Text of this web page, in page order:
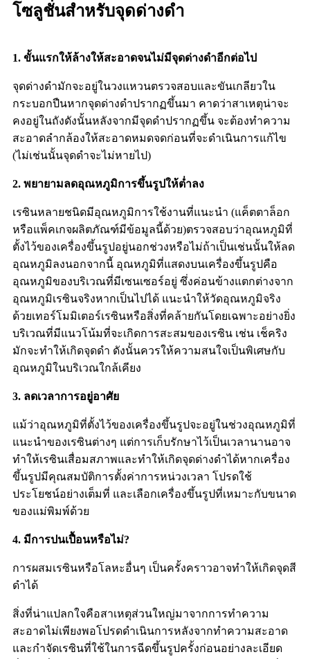
โซลูชั่นสำหรับจุดด่างดำ
1. ขั้นแรกให้ล้างให้สะอาดจนไม่มีจุดด่างดำอีกต่อไป
จุดด่างดำมักจะอยู่ในวงแหวนตรวจสอบและขันเกลียวใน
กระบอกปืนหากจุดด่างดำปรากฏขึ้นมา คาดว่าสาเหตุน่าจะ
คงอยู่ในถังดังนั้นหลังจากมีจุดดำปรากฏขึ้น จะต้องทำความ
สะอาดลำกล้องให้สะอาดหมดจดก่อนที่จะดำเนินการแก้ไข
(ไม่เช่นนั้นจุดดำจะไม่หายไป)
2. พยายามลดอุณหภูมิการขึ้นรูปให้ต่ำลง
เรซินหลายชนิดมีอุณหภูมิการใช้งานที่แนะนำ (แค็ตตาล็อก
หรือแพ็คเกจผลิตภัณฑ์มีข้อมูลนี้ด้วย)ตรวจสอบว่าอุณหภูมิที่
ตั้งไว้ของเครื่องขึ้นรูปอยู่นอกช่วงหรือไม่ถ้าเป็นเช่นนั้นให้ลด
อุณหภูมิลงนอกจากนี้ อุณหภูมิที่แสดงบนเครื่องขึ้นรูปคือ
อุณหภูมิของบริเวณที่มีเซนเซอร์อยู่ ซึ่งค่อนข้างแตกต่างจาก
อุณหภูมิเรซินจริงหากเป็นไปได้ แนะนำให้วัดอุณหภูมิจริง
ด้วยเทอร์โมมิเตอร์เรซินหรือสิ่งที่คล้ายกันโดยเฉพาะอย่างยิ่ง
บริเวณที่มีแนวโน้มที่จะเกิดการสะสมของเรซิน เช่น เช็คริง
มักจะทำให้เกิดจุดดำ ดังนั้นควรให้ความสนใจเป็นพิเศษกับ
อุณหภูมิในบริเวณใกล้เคียง
3. ลดเวลาการอยู่อาศัย
แม้ว่าอุณหภูมิที่ตั้งไว้ของเครื่องขึ้นรูปจะอยู่ในช่วงอุณหภูมิที่
แนะนำของเรซินต่างๆ แต่การเก็บรักษาไว้เป็นเวลานานอาจ
ทำให้เรซินเสื่อมสภาพและทำให้เกิดจุดด่างดำได้หากเครื่อง
ขึ้นรูปมีคุณสมบัติการตั้งค่าการหน่วงเวลา โปรดใช้
ประโยชน์อย่างเต็มที่ และเลือกเครื่องขึ้นรูปที่เหมาะกับขนาด
ของแม่พิมพ์ด้วย
4. มีการปนเปื้อนหรือไม่?
การผสมเรซินหรือโลหะอื่นๆ เป็นครั้งคราวอาจทำให้เกิดจุดสี
ดำได้
สิ่งที่น่าแปลกใจคือสาเหตุส่วนใหญ่มาจากการทำความ
สะอาดไม่เพียงพอโปรดดำเนินการหลังจากทำความสะอาด
และกำจัดเรซินที่ใช้ในการฉีดขึ้นรูปครั้งก่อนอย่างละเอียด